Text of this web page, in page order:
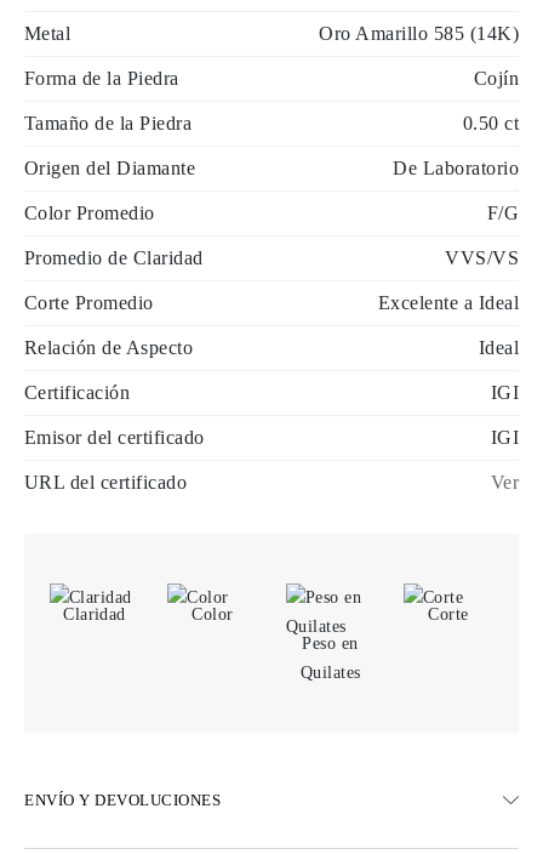
Metal Oro Amarillo 585 (14K)
Forma de la Piedra Cojín
Tamaño de la Piedra 0.50 ct
Origen del Diamante De Laboratorio
Color Promedio F/G
Promedio de Claridad VVS/VS
Corte Promedio Excelente a Ideal
Relación de Aspecto Ideal
Certificación IGI
Emisor del certificado IGI
URL del certificado Ver
Claridad
Color
Peso en
Quilates
Corte
ENVÍO Y DEVOLUCIONES